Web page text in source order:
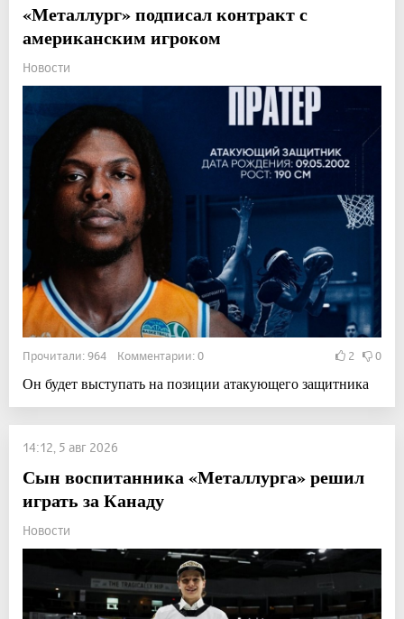
«Металлург» подписал контракт с
американским игроком
Новости
Прочитали: 964 Комментарии: 0 2 0
Он будет выступать на позиции атакующего защитника
14:12, 5 авг 2026
Сын воспитанника «Металлурга» решил
играть за Канаду
Новости